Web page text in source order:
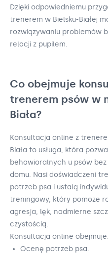
Dzięki odpowiedniemu
trenerem w Bielsku-Białej
rozwiązywaniu problemów
relacji z pupilem.
Co obejmuje
trenerem psów w
Biała?
Konsultacja online z
Biała to usługa, która
behawioralnych u psów
domu. Nasi doświadczeni
potrzeb psa i ustalą
treningowy, który pomoże
agresja, lęk, nadmierne
czystością.
Konsultacja online obejmuje:
Ocenę potrzeb psa.